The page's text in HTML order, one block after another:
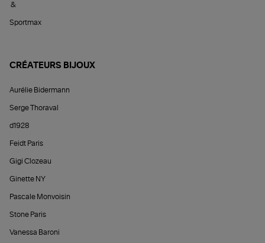
&
Sportmax
CRÉATEURS BIJOUX
Aurélie Bidermann
Serge Thoraval
d1928
Feidt Paris
Gigi Clozeau
Ginette NY
Pascale Monvoisin
Stone Paris
Vanessa Baroni